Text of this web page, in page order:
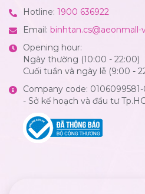
Hotline: 1900 636922
Email: binhtan.cs@aeonmall-
Opening hour:
Ngày thường (10:00 - 22:00)
Cuối tuần và ngày lễ (9:00 -
Company code:
- Sở kế hoạch và đầu tư